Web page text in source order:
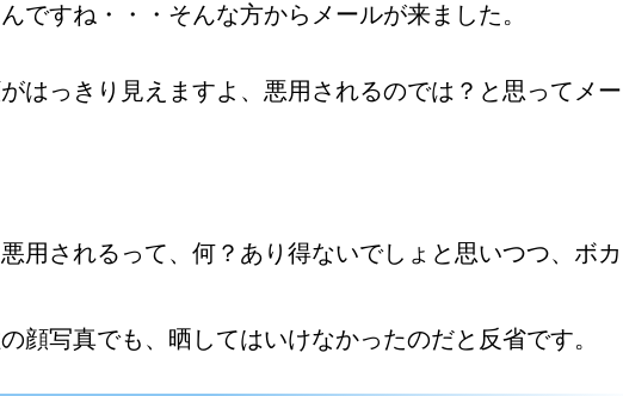
ですね・・・そんな方からメールが来ました。
はっきり見えますよ、悪用されるのでは？と思ってメー
用されるって、何？あり得ないでしょと思いつつ、ボカ
顔写真でも、晒してはいけなかったのだと反省です。